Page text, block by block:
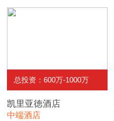
总投资：600万-1000万
凯里亚徳酒店
中端酒店